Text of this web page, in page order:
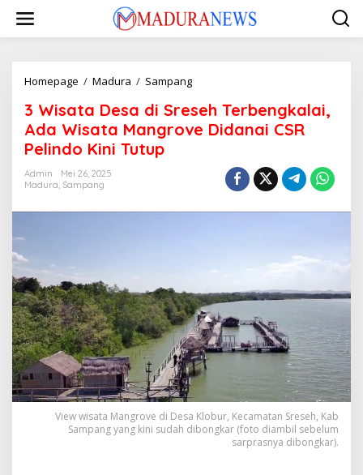
konten
Homepage / Madura / Sampang3
Desa
di
Sreseh
Didanai
Tutup
3 Wisata Desa di Sreseh Terbengkalai,
Ada Wisata Mangrove Didanai CSR
Pelindo Kini Tutup
Admin
Mei 26, 2025
Madura, Sampang
View wisata Mangrove di Desa Klobur, Kecamatan Sreseh, Kab
Sampang yang kini sudah dibongkar (foto diambil sebelum
sarprasnya dibongkar).